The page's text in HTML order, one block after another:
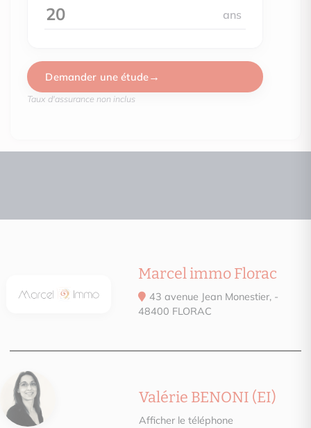
Date du DPE : Information non communiquée par l'annonceur
Montant estimé des dépenses annuelles d’énergie pour un
ans
Demander une étude
Taux d'assurance non inclus
Marcel immo Florac
43 avenue Jean Monestier, -
48400 FLORAC
Valérie BENONI (EI)
Afficher le téléphone